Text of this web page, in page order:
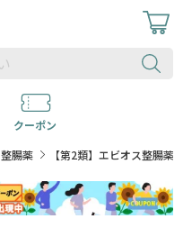
クーポン
整腸薬 【第2類】エビオス整腸薬